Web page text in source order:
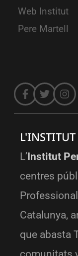
Web Institut
Pere Martell
L'INSTITUT
L’Institut
centres
Catalunya,
que abasta